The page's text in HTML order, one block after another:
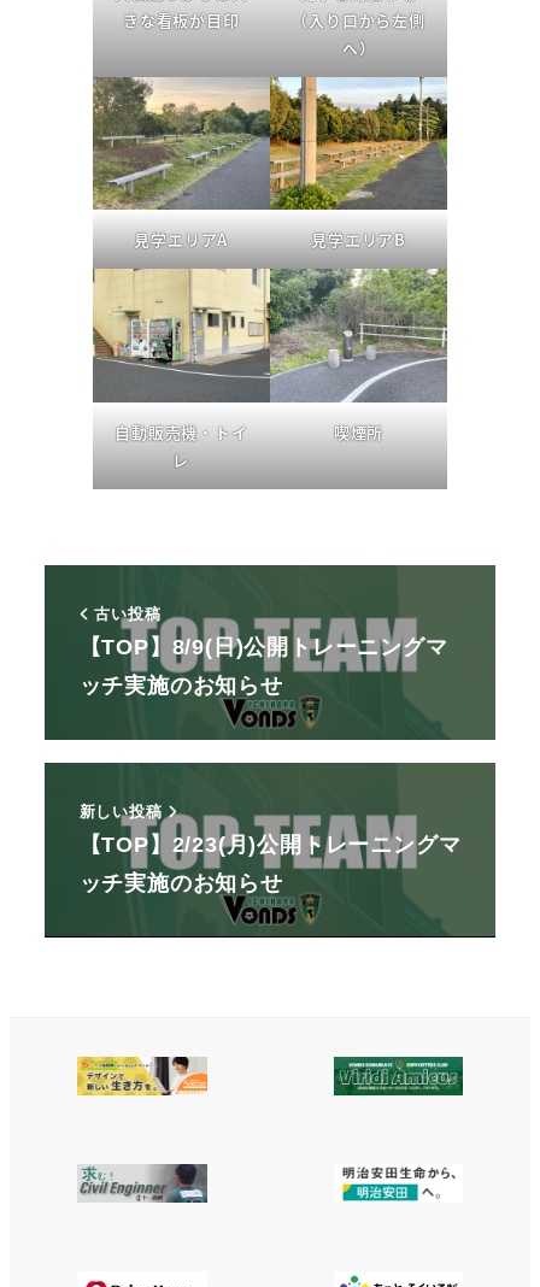
きな看板が目印
（入り口から左側
へ）
見学エリアA 見学エリアB
自動販売機・トイ
レ
喫煙所
古い投稿
【TOP】8/9(日)公開トレーニングマ
ッチ実施のお知らせ
新しい投稿
【TOP】2/23(月)公開トレーニングマ
ッチ実施のお知らせ